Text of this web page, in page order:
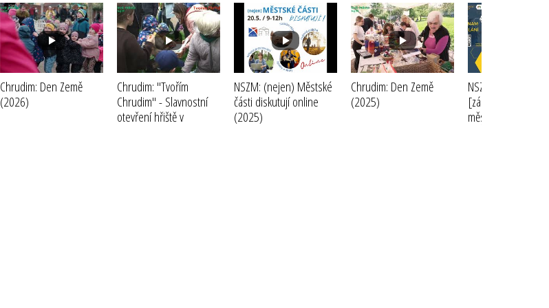
Chrudim: Den Země
(2026)
Chrudim: "Tvořím
Chrudim" - Slavnostní
otevření hřiště v
NSZM: (nejen) Městské
části diskutují online
(2025)
Chrudim: Den Země
(2025)
NSZM, MZd, Brno:
[záznam2]
města: PRAXE